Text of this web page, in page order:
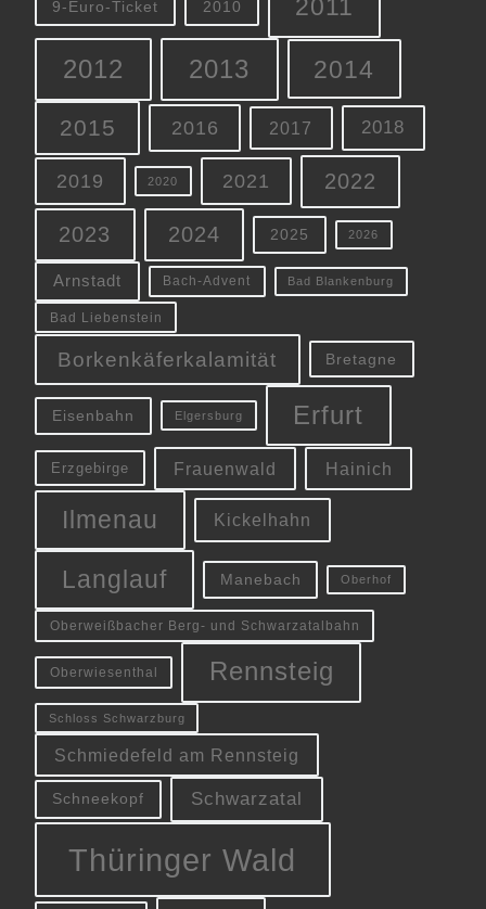
9-Euro-Ticket 2010 2011
2012 2013 2014
2015 2016 2017 2018
2019 2020 2021 2022
2023 2024 2025 2026
Arnstadt Bach-Advent Bad Blankenburg
Bad Liebenstein
Borkenkäferkalamität Bretagne
Eisenbahn Elgersburg Erfurt
Erzgebirge Frauenwald Hainich
Ilmenau Kickelhahn
Langlauf Manebach Oberhof
Oberweißbacher Berg- und Schwarzatalbahn
Oberwiesenthal Rennsteig
Schloss Schwarzburg
Schmiedefeld am Rennsteig
Schneekopf Schwarzatal
Thüringer Wald